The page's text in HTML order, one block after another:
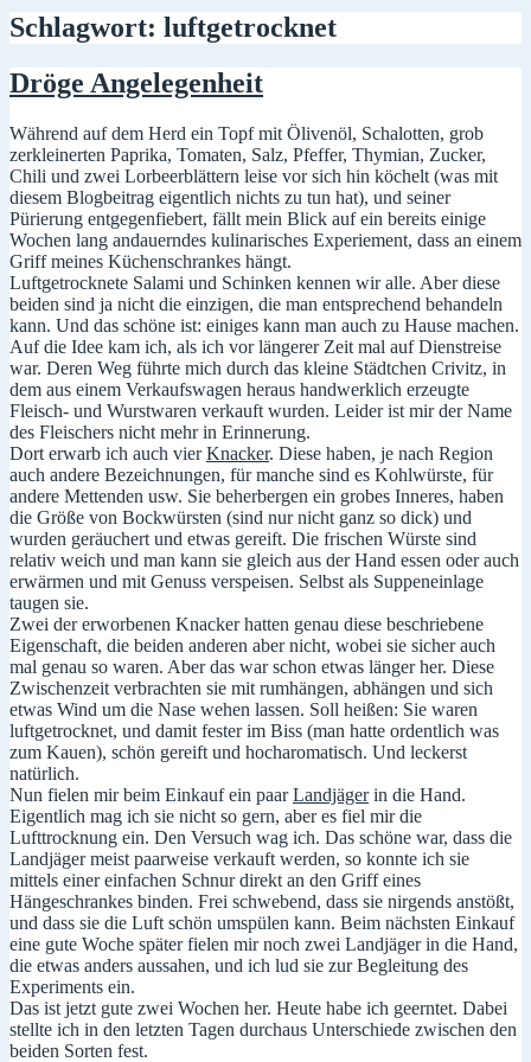
Schlagwort: luftgetrocknet
Dröge Angelegenheit
Während auf dem Herd ein Topf mit Ölivenöl, Schalotten, grob
zerkleinerten Paprika, Tomaten, Salz, Pfeffer, Thymian, Zucker,
Chili und zwei Lorbeerblättern leise vor sich hin köchelt (was mit
diesem Blogbeitrag eigentlich nichts zu tun hat), und seiner
Pürierung entgegenfiebert, fällt mein Blick auf ein bereits einige
Wochen lang andauerndes kulinarisches Experiement, dass an einem
Griff meines Küchenschrankes hängt.
Luftgetrocknete Salami und Schinken kennen wir alle. Aber diese
beiden sind ja nicht die einzigen, die man entsprechend behandeln
kann. Und das schöne ist: einiges kann man auch zu Hause machen.
Auf die Idee kam ich, als ich vor längerer Zeit mal auf Dienstreise
war. Deren Weg führte mich durch das kleine Städtchen Crivitz, in
dem aus einem Verkaufswagen heraus handwerklich erzeugte
Fleisch- und Wurstwaren verkauft wurden. Leider ist mir der Name
des Fleischers nicht mehr in Erinnerung.
Dort erwarb ich auch vierKnacker. Diese haben, je nach Region
auch andere Bezeichnungen, für manche sind es Kohlwürste, für
andere Mettenden usw. Sie beherbergen ein grobes Inneres, haben
die Größe von Bockwürsten (sind nur nicht ganz so dick) und
wurden geräuchert und etwas gereift. Die frischen Würste sind
relativ weich und man kann sie gleich aus der Hand essen oder auch
erwärmen und mit Genuss verspeisen. Selbst als Suppeneinlage
taugen sie.
Zwei der erworbenen Knacker hatten genau diese beschriebene
Eigenschaft, die beiden anderen aber nicht, wobei sie sicher auch
mal genau so waren. Aber das war schon etwas länger her. Diese
Zwischenzeit verbrachten sie mit rumhängen, abhängen und sich
etwas Wind um die Nase wehen lassen. Soll heißen: Sie waren
luftgetrocknet, und damit fester im Biss (man hatte ordentlich was
zum Kauen), schön gereift und hocharomatisch. Und leckerst
natürlich.
Nun fielen mir beim Einkauf ein paarLandjägerin die Hand.
Eigentlich mag ich sie nicht so gern, aber es fiel mir die
Lufttrocknung ein. Den Versuch wag ich. Das schöne war, dass die
Landjäger meist paarweise verkauft werden, so konnte ich sie
mittels einer einfachen Schnur direkt an den Griff eines
Hängeschrankes binden. Frei schwebend, dass sie nirgends anstößt,
und dass sie die Luft schön umspülen kann. Beim nächsten Einkauf
eine gute Woche später fielen mir noch zwei Landjäger in die Hand,
die etwas anders aussahen, und ich lud sie zur Begleitung des
Experiments ein.
Das ist jetzt gute zwei Wochen her. Heute habe ich geerntet. Dabei
stellte ich in den letzten Tagen durchaus Unterschiede zwischen den
beiden Sorten fest.